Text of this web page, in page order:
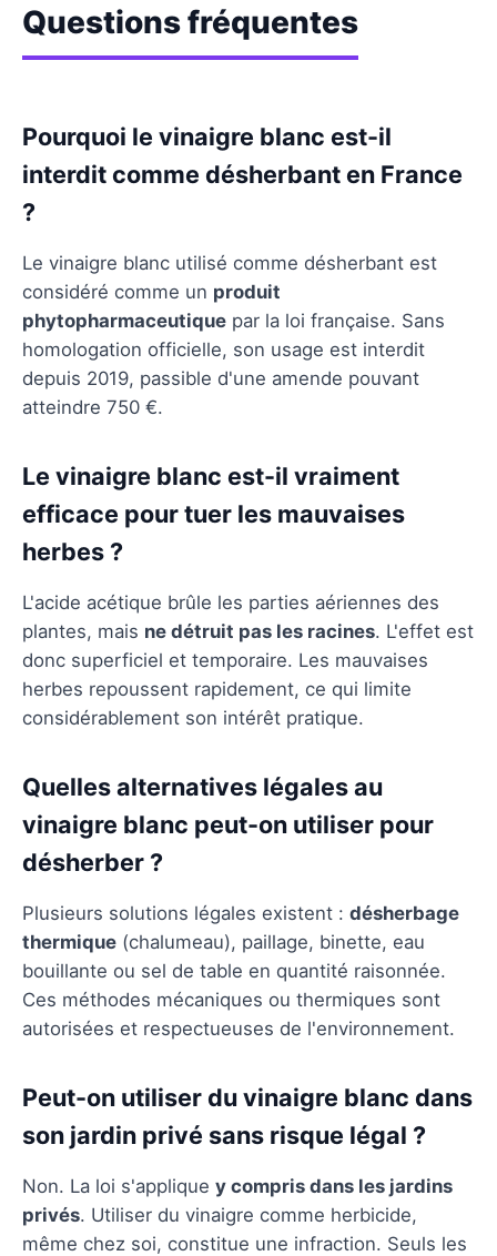
Questions fréquentes
Pourquoi le vinaigre blanc est-il
interdit comme désherbant en France
?
Le vinaigre blanc utilisé comme désherbant est
considéré comme un produit
phytopharmaceutique par la loi française. Sans
homologation officielle, son usage est interdit
depuis 2019, passible d'une amende pouvant
atteindre 750 €.
Le vinaigre blanc est-il vraiment
efficace pour tuer les mauvaises
herbes ?
L'acide acétique brûle les parties aériennes des
plantes, mais ne détruit pas les racines. L'effet est
donc superficiel et temporaire. Les mauvaises
herbes repoussent rapidement, ce qui limite
considérablement son intérêt pratique.
Quelles alternatives légales au
vinaigre blanc peut-on utiliser pour
désherber ?
Plusieurs solutions légales existent : désherbage
thermique (chalumeau), paillage, binette, eau
bouillante ou sel de table en quantité raisonnée.
Ces méthodes mécaniques ou thermiques sont
autorisées et respectueuses de l'environnement.
Peut-on utiliser du vinaigre blanc dans
son jardin privé sans risque légal ?
Non. La loi s'applique y compris dans les jardins
privés. Utiliser du vinaigre comme herbicide,
même chez soi, constitue une infraction. Seuls les